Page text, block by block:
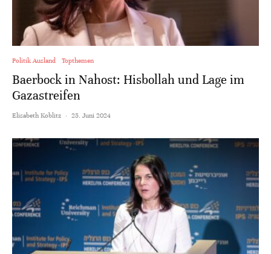
Politik Ausland Topthemen
Baerbock in Nahost: Hisbollah und Lage im
Gazastreifen
Elisabeth Koblitz · 25. Juni 2024